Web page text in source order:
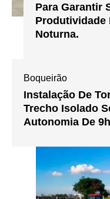
Para Garantir
Produtividade
Noturna.
Boqueirão
Instalação De
Trecho Isolado
Autonomia De